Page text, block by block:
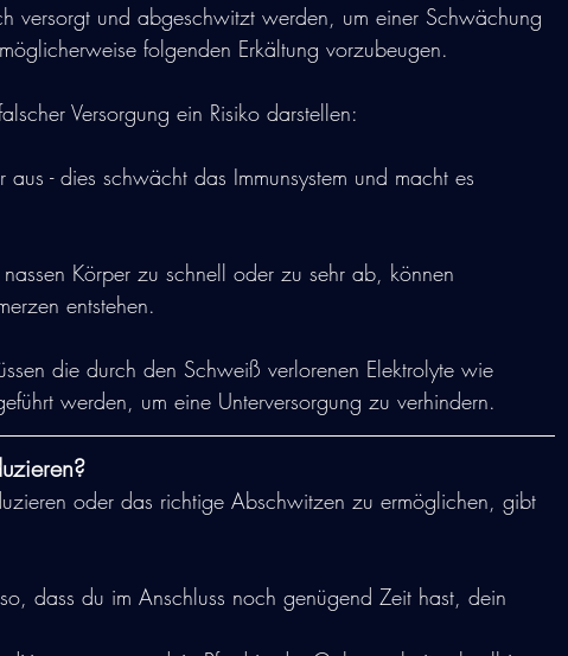
versorgt und abgeschwitzt werden, um einer Schwächung
folgenden Erkältung vorzubeugen.
Versorgung ein Risiko darstellen:
aus - dies schwächt das Immunsystem und macht es
Körper zu schnell oder zu sehr ab, können
entstehen.
die durch den Schweiß verlorenen Elektrolyte wie
werden, um eine Unterversorgung zu verhindern.
oder das richtige Abschwitzen zu ermöglichen, gibt
dass du im Anschluss noch genügend Zeit hast, dein